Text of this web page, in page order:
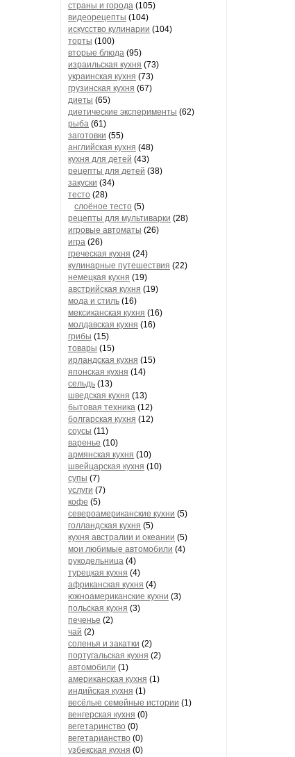
страны и города (105)
видеорецепты (104)
искусство кулинарии (104)
торты (100)
вторые блюда (95)
израильская кухня (73)
украинская кухня (73)
грузинская кухня (67)
диеты (65)
диетические эксперименты (62)
рыба (61)
заготовки (55)
английская кухня (48)
кухня для детей (43)
рецепты для детей (38)
закуски (34)
тесто (28)
слоёное тесто (5)
рецепты для мультиварки (28)
игровые автоматы (26)
игра (26)
греческая кухня (24)
кулинарные путешествия (22)
немецкая кухня (19)
австрийская кухня (19)
мода и стиль (16)
мексиканская кухня (16)
молдавская кухня (16)
грибы (15)
товары (15)
ирландская кухня (15)
японская кухня (14)
сельдь (13)
шведская кухня (13)
бытовая техника (12)
болгарская кухня (12)
соусы (11)
варенье (10)
армянская кухня (10)
швейцарская кухня (10)
супы (7)
услуги (7)
кофе (5)
североамериканские кухни (5)
голландская кухня (5)
кухня австралии и океании (5)
мои любимые автомобили (4)
рукодельница (4)
турецкая кухня (4)
африканская кухня (4)
южноамериканские кухни (3)
польская кухня (3)
печенье (2)
чай (2)
соленья и закатки (2)
португальская кухня (2)
автомобили (1)
американская кухня (1)
индийская кухня (1)
весёлые семейные истории (1)
венгерская кухня (0)
вегетаринство (0)
вегетарианство (0)
узбекская кухня (0)